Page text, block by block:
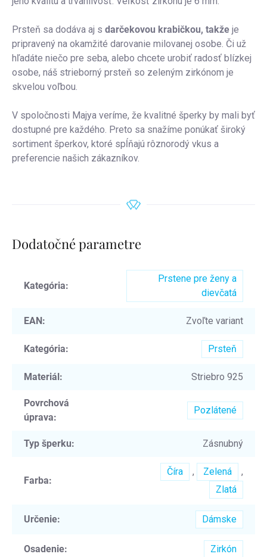
Prsteň sa dodáva aj s darčekovou krabičkou, takže je
pripravený na okamžité darovanie milovanej osobe. Či už
hľadáte niečo pre seba, alebo chcete urobiť radosť blízkej
osobe, náš strieborný prsteň so zeleným zirkónom je
skvelou voľbou.
V spoločnosti Majya veríme, že kvalitné šperky by mali byť
dostupné pre každého. Preto sa snažíme ponúkať široký
sortiment šperkov, ktoré spĺňajú rôznorodý vkus a
preferencie našich zákazníkov.
Dodatočné parametre
Kategória:
Prstene pre ženy a
dievčatá
EAN: Zvoľte variant
Kategória: Prsteň
Materiál: Striebro 925
Povrchová
úprava:
Pozlátené
Typ šperku: Zásnubný
Farba:
Číra , Zelená
,
Zlatá
Určenie: Dámske
Osadenie: Zirkón